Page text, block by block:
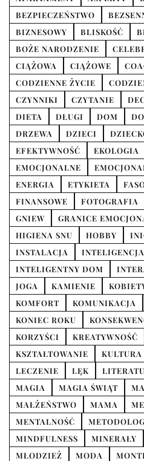
BEZPIECZEŃSTWO
BIZNESOWY
BLISKOŚĆ
BOŻE NARODZENIE
CIĄŻOWA
CIĄŻOWE
CODZIENNE ŻYCIE
CZYNNIKI
CZYTANIE
DIETA
DŁUGI DOM
DRZEWA
DZIECI
EFEKTYWNOŚĆ
EKOLOGIA
EMOCJONALNE
ENERGIA
ETYKIETA
FINANSOWE
FOTOGRAFIA
GNIEW
GRANICE
HIGIENA SNU
HOBBY
INSTALACJA
INTELIGENTNY DOM
JOGA
KAMIENIE
KOMFORT
KOMUNIKACJA
KONIEC ROKU
KORZYŚCI
KREATYWNOŚĆ
KSZTAŁTOWANIE
KULTURA
LECZENIE
LĘK
MAGIA
MAGIA ŚWIĄT
MAŁŻEŃSTWO
MAMA
MENTALNOŚĆ
MINDFULNESS
MINERAŁY
MŁODZIEŻ
MODA